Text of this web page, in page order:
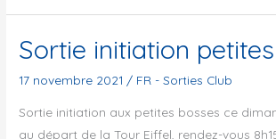
:
19
novembre
Sortie initiation
17 novembre 2021 / FR - Sorties Club
Sortie initiation aux petites bosses ce
au départ de la Tour Eiffel, rendez-vous